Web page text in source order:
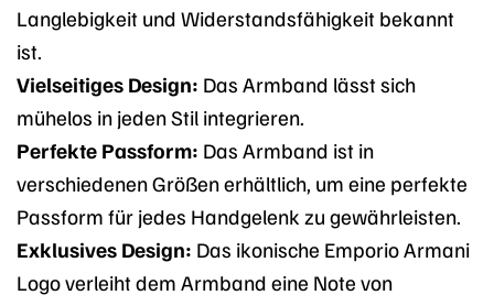
Langlebigkeit und Widerstandsfähigkeit bekannt
ist.
Vielseitiges Design: Das Armband lässt sich
mühelos in jeden Stil integrieren.
Perfekte Passform: Das Armband ist in
verschiedenen Größen erhältlich, um eine perfekte
Passform für jedes Handgelenk zu gewährleisten.
Exklusives Design: Das ikonische Emporio Armani
Logo verleiht dem Armband eine Note von